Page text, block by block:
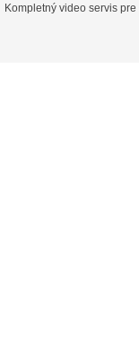
Kompletný video servis